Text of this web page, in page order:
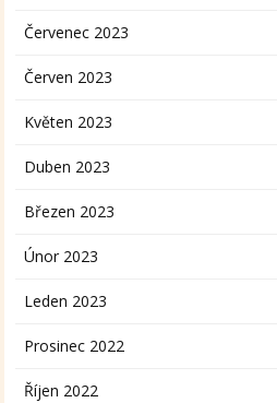
Červenec 2023
Červen 2023
Květen 2023
Duben 2023
Březen 2023
Únor 2023
Leden 2023
Prosinec 2022
Říjen 2022